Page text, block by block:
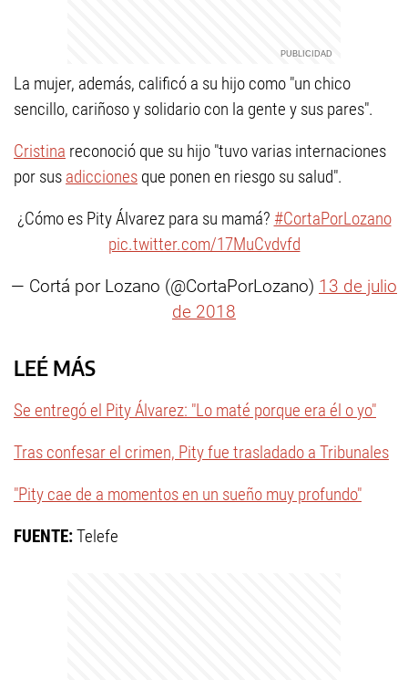
La mujer, además, calificó a su hijo como "un chico
sencillo, cariñoso y solidario con la gente y sus pares".
Cristina reconoció que su hijo "tuvo varias internaciones
por sus adicciones que ponen en riesgo su salud".
¿Cómo es Pity Álvarez para su mamá? #CortaPorLozano
pic.twitter.com/17MuCvdvfd
— Cortá por Lozano (@CortaPorLozano) 13 de julio
de 2018
LEÉ MÁS
Se entregó el Pity Álvarez: "Lo maté porque era él o yo"
Tras confesar el crimen, Pity fue trasladado a Tribunales
"Pity cae de a momentos en un sueño muy profundo"
FUENTE:Telefe